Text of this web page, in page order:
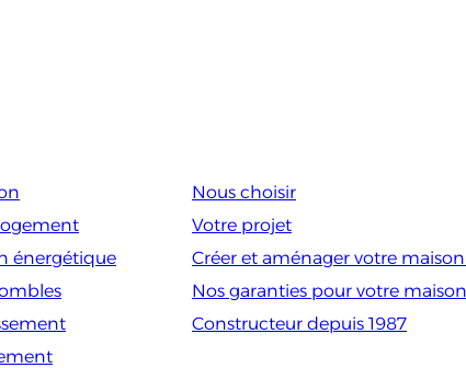
énergétique
Nous choisir
Votre projet
Créer et aménager votre
Nos garanties pour votre maison
Constructeur depuis 1987